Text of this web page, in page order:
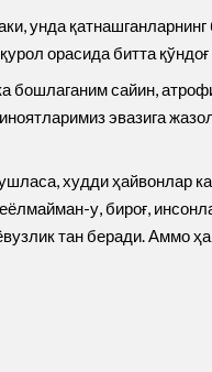
унда қатнашганларнинг
орасида битта
бошлаганим сайин,
эвазига
худди ҳайвонлар
у, бироғ,
тан беради. Аммо